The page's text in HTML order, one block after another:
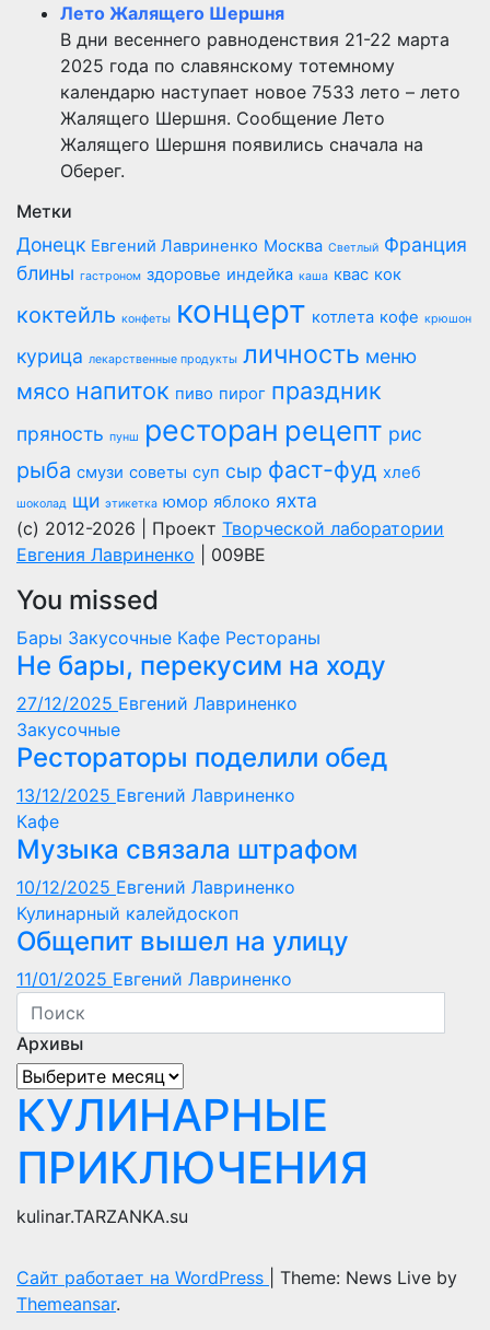
Лето Жалящего Шершня
В дни весеннего равноденствия 21-22 марта
2025 года по славянскому тотемному
календарю наступает новое 7533 лето – лето
Жалящего Шершня. Сообщение Лето
Жалящего Шершня появились сначала на
Оберег.
Метки
Донецк Евгений Лавриненко Москва Светлый Франция
блины гастроном здоровье индейка каша квас кок
коктейль конфеты концерт котлета кофе крюшон
курица лекарственные продукты личность меню
мясо напиток пиво пирог праздник
пряность пунш ресторан рецепт рис
рыба смузи советы суп сыр фаст-фуд хлеб
шоколад щи этикетка юмор яблоко яхта
(c) 2012-2026 | Проект Творческой лаборатории
Евгения Лавриненко | 009BE
You missed
Бары Закусочные Кафе Рестораны
Не бары, перекусим на ходу
27/12/2025 Евгений Лавриненко
Закусочные
Рестораторы поделили обед
13/12/2025 Евгений Лавриненко
Кафе
Музыка связала штрафом
10/12/2025 Евгений Лавриненко
Кулинарный калейдоскоп
Общепит вышел на улицу
11/01/2025 Евгений Лавриненко
Архивы
Архивы
КУЛИНАРНЫЕ
ПРИКЛЮЧЕНИЯ
kulinar.TARZANKA.su
Сайт работает на WordPress
Theme: News Live by
Themeansar.